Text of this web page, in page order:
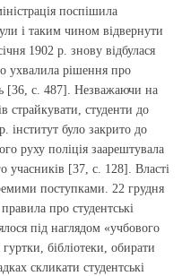
поспішила
і таким чином відвернути
1902 р. знову відбулася
ухвалила рішення про
[36, с. 487]. Незважаючи на
страйкувати, студенти до
інститут було закрито до
руху поліція заарештувала
учасників [37, с. 128]. Власті
поступками. 22 грудня
про студентські
під наглядом «учбового
бібліотеки, обирати
скликати студентські